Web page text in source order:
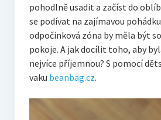
pohodlně usadit a začíst do
se podívat na zajímavou
odpočinková zóna by měla být
pokoje. A jak docílit toho, aby
nejvíce příjemnou? S pomocí
vaku beanbag.cz.